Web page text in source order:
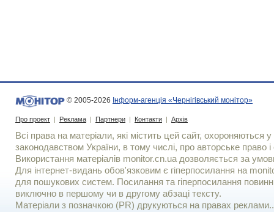
© 2005-2026 Інформ-агенція «Чернігівський монітор»
Про проект | Реклама | Партнери | Контакти | Архів
Всі права на матеріали, які містить цей сайт, охороняються у
законодавством України, в тому числі, про авторське право і
Використання матерiалiв monitor.cn.ua дозволяється за
Для iнтернет-видань обов'язковим є гiперпосилання на
для пошукових систем. Посилання та гіперпосилання
виключно в першому чи в другому абзаці тексту.
Матеріали з позначкою (PR) друкуються на правах реклами..